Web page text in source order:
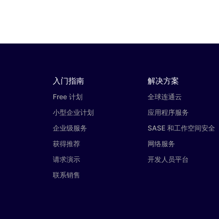
入门指南
Free 计划
小型企业计划
企业级服务
获得推荐
请求演示
联系销售
解决方案
全球连通云
应用程序服务
SASE 和工作空间安全
网络服务
开发人员平台